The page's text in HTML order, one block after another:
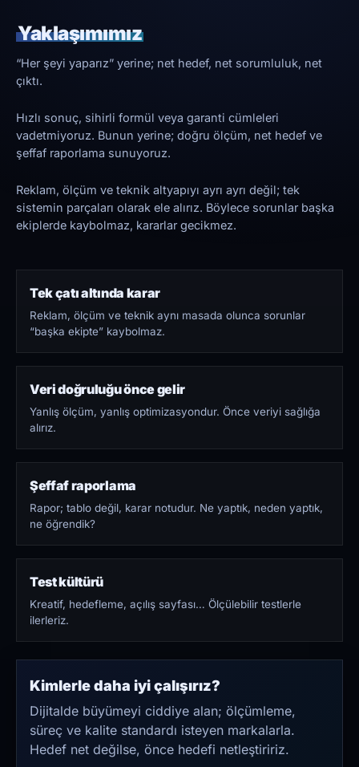
Yaklaşımımız
“Her şeyi yaparız” yerine; net hedef, net sorumluluk, net
çıktı.
Hızlı sonuç, sihirli formül veya garanti cümleleri
vadetmiyoruz. Bunun yerine; doğru ölçüm, net hedef ve
şeffaf raporlama sunuyoruz.
Reklam, ölçüm ve teknik altyapıyı ayrı ayrı değil; tek
sistemin parçaları olarak ele alırız. Böylece sorunlar başka
ekiplerde kaybolmaz, kararlar gecikmez.
Tek çatı altında karar
Reklam, ölçüm ve teknik aynı masada olunca sorunlar
“başka ekipte” kaybolmaz.
Veri doğruluğu önce gelir
Yanlış ölçüm, yanlış optimizasyondur. Önce veriyi sağlığa
alırız.
Şeffaf raporlama
Rapor; tablo değil, karar notudur. Ne yaptık, neden yaptık,
ne öğrendik?
Test kültürü
Kreatif, hedefleme, açılış sayfası… Ölçülebilir testlerle
ilerleriz.
Kimlerle daha iyi çalışırız?
Dijitalde büyümeyi ciddiye alan; ölçümleme,
süreç ve kalite standardı isteyen markalarla.
Hedef net değilse, önce hedefi netleştiririz.